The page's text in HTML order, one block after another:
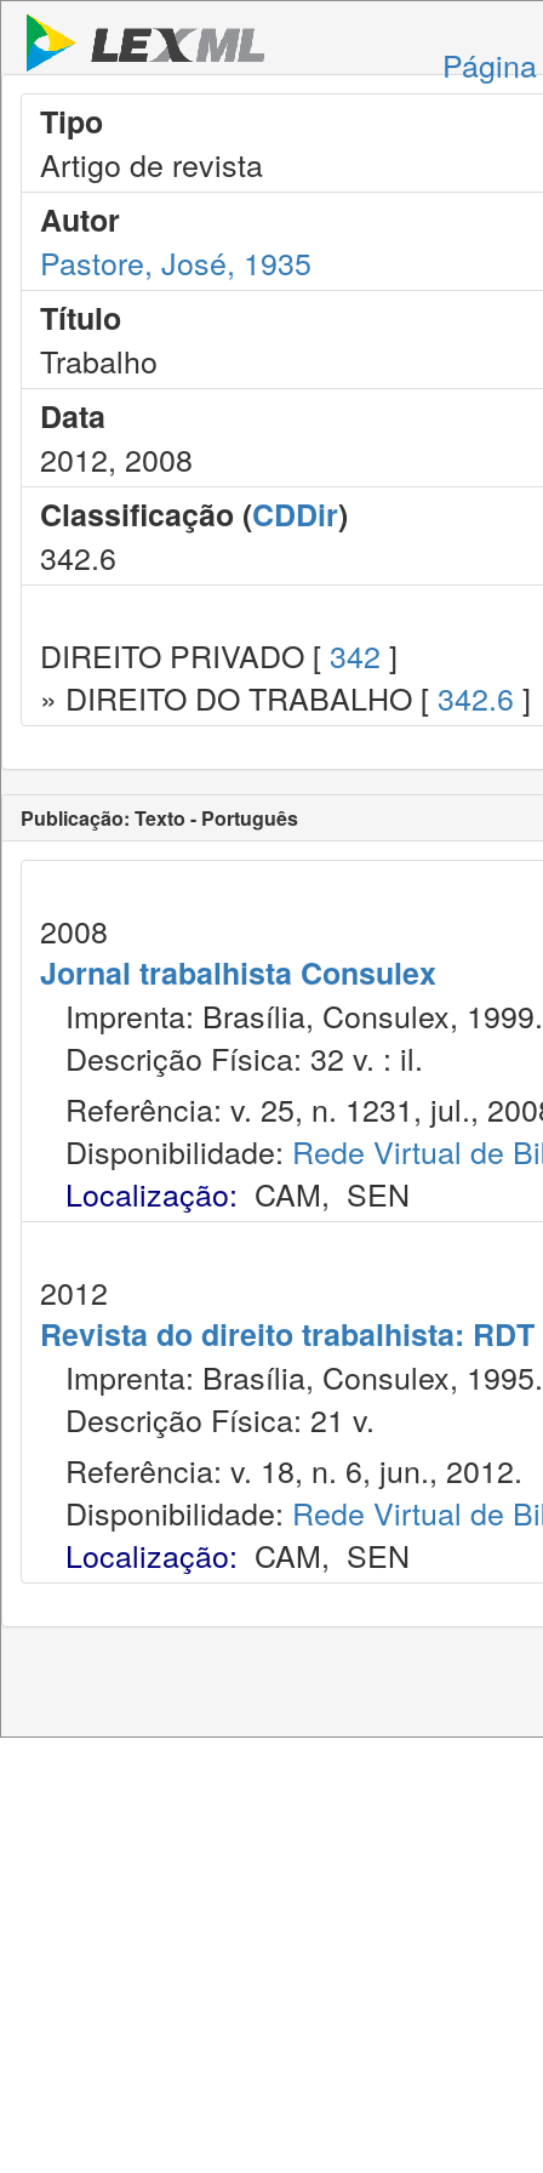
Tipo
Artigo de revista
Autor
Pastore, José, 1935
Título
Trabalho
Data
2012, 2008
Classificação (CDDir)
342.6
DIREITO PRIVADO [ 342 ]
» DIREITO DO TRABALHO [ 342.6 ]
Publicação: Texto - Português
2008
Jornal trabalhista Consulex
Imprenta: Brasília, Consulex, 1999.
Descrição Física: 32 v. : il.
Referência: v. 25, n. 1231, jul.,
Disponibilidade: Rede Virtual de
Localização: CAM, SEN
2012
Revista do direito trabalhista: RDT
Imprenta: Brasília, Consulex, 1995.
Descrição Física: 21 v.
Referência: v. 18, n. 6, jun., 2012.
Disponibilidade: Rede Virtual de
Localização: CAM, SEN